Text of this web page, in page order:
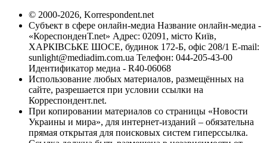
© 2000-2026, Korrespondent.net
Субъект в сфере онлайн-медиа Название онлайн-медиа -
«КореспонденТ.net» Адрес: 02091, місто Київ,
ХАРКІВСЬКЕ ШОСЕ, будинок 172-Б, офіс 208/1 E-mail:
sunlight@mediadim.com.ua Телефон: 044-205-43-00
Идентификатор медиа - R40-06068
Использование любых материалов, размещённых на
сайте, разрешается при условии ссылки на
Корреспондент.net.
При копировании материалов со страницы «Новости
Украины и мира», для интернет-изданий – обязательна
прямая открытая для поисковых систем гиперссылка.